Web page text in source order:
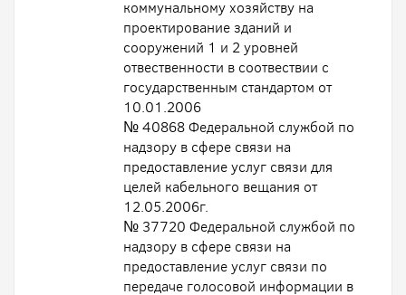
коммунальному хозяйству на
проектирование зданий и
сооружений 1 и 2 уровней
отвественности в соотвествии с
государственным стандартом от
10.01.2006
№ 40868 Федеральной службой по
надзору в сфере связи на
предоставление услуг связи для
целей кабельного вещания от
12.05.2006г.
№ 37720 Федеральной службой по
надзору в сфере связи на
предоставление услуг связи по
передаче голосовой информации в